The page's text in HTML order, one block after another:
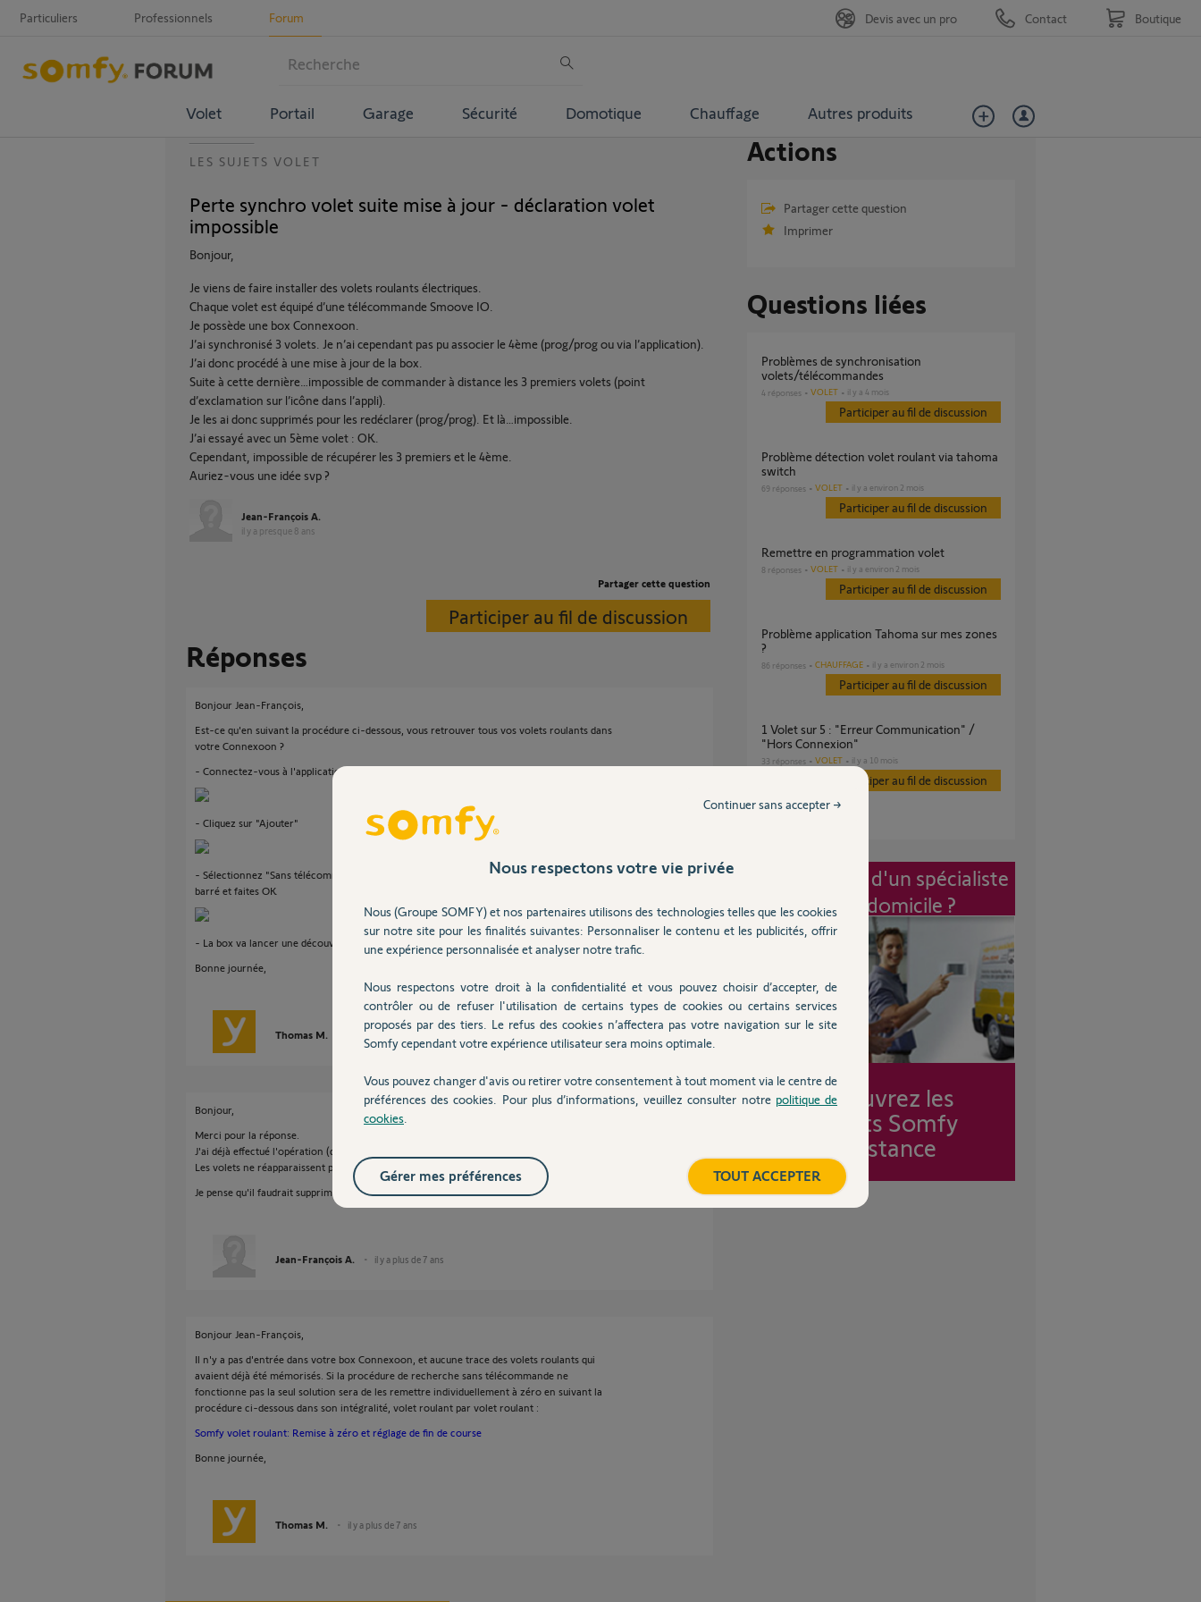
Particuliers Professionnels Forum
Volet Portail Garage Sécurité Domotique Chauffage Autres produits
Devis avec un pro Contact Boutique
LES SUJETS VOLET
Perte synchro volet suite mise à jour - déclaration volet
impossible
Bonjour,
Je viens de faire installer des volets roulants électriques.
Chaque volet est équipé d’une télécommande Smoove IO.
Je possède une box Connexoon.
J’ai synchronisé 3 volets. Je n’ai cependant pas pu associer le 4ème (prog/prog ou via l’application).
J’ai donc procédé à une mise à jour de la box.
Suite à cette dernière…impossible de commander à distance les 3 premiers volets (point
d’exclamation sur l’icône dans l’appli).
Je les ai donc supprimés pour les redéclarer (prog/prog). Et là…impossible.
J’ai essayé avec un 5ème volet : OK.
Cependant, impossible de récupérer les 3 premiers et le 4ème.
Auriez-vous une idée svp ?
Jean-François A.
il y a presque 8 ans
Partager cette question
Participer au fil de discussion
Réponses
Bonjour Jean-François,
Est-ce qu'en suivant la procédure ci-dessous, vous retrouver tous vos volets roulants dans
votre Connexoon ?
- Connectez-vous à l'application Connexoon et allez dans le menu "Configuration"
- Cliquez sur "Ajouter"
- Sélectionnez "Sans télécommande" en sélectionnant bien le carré sous la télécommande
barré et faites OK
- La box va lancer une découverte de vos équipements, est-ce que ça fonctionne ?
Bonne journée,
Thomas M. il y a plus de 7 ans
Bonjour,
Merci pour la réponse.
J'ai déjà effectué l'opération (détection sans télécommande).
Les volets ne réapparaissent pas.
Je pense qu'il faudrait supprimer directement les entrées dans la box (si possible).
Jean-François A. il y a plus de 7 ans
Bonjour Jean-François,
Il n'y a pas d'entrée dans votre box Connexoon, et aucune trace des volets roulants qui
avaient déjà été mémorisés. Si la procédure de recherche sans télécommande ne
fonctionne pas la seul solution sera de les remettre individuellement à zéro en suivant la
procédure ci-dessous dans son intégralité, volet roulant par volet roulant :
Somfy volet roulant: Remise à zéro et réglage de fin de course
Bonne journée,
Thomas M. il y a plus de 7 ans
Actions
Partager cette question
Imprimer
Questions liées
Problèmes de synchronisation
volets/télécommandes
4 réponses VOLET il y a 4 mois
Participer au fil de discussion
Problème détection volet roulant via tahoma
switch
69 réponses VOLET il y a environ 2 mois
Participer au fil de discussion
Remettre en programmation volet
8 réponses VOLET il y a environ 2 mois
Participer au fil de discussion
Problème application Tahoma sur mes zones
?
86 réponses CHAUFFAGE il y a environ 2 mois
Participer au fil de discussion
1 Volet sur 5 : "Erreur Communication" /
"Hors Connexion"
33 réponses VOLET il y a 10 mois
Participer au fil de discussion
Intervention d'un spécialiste
à mon domicile ?
Découvrez les
forfaits Somfy
Assistance
Nous respectons votre vie privée
Nous (Groupe SOMFY) et nos partenaires utilisons des technologies telles que les cookies
sur notre site pour les finalités suivantes: Personnaliser le contenu et les publicités, offrir
une expérience personnalisée et analyser notre trafic.
Nous respectons votre droit à la confidentialité et vous pouvez choisir d’accepter, de
contrôler ou de refuser l'utilisation de certains types de cookies ou certains services
proposés par des tiers. Le refus des cookies n’affectera pas votre navigation sur le site
Somfy cependant votre expérience utilisateur sera moins optimale.
Vous pouvez changer d'avis ou retirer votre consentement à tout moment via le centre de
préférences des cookies. Pour plus d’informations, veuillez consulter notre politique de
cookies
Continuer sans accepter →
TOUT ACCEPTER
Gérer mes préférences